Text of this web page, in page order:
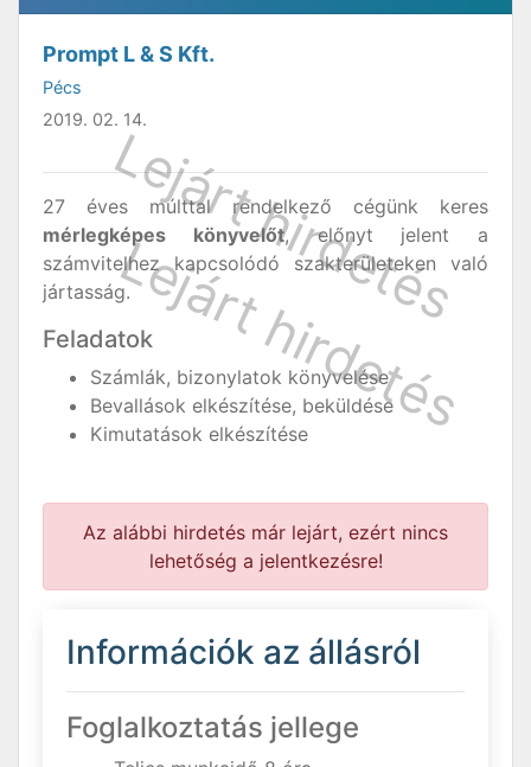
Prompt L & S Kft.
Pécs
2019. 02. 14.
27 éves múlttal rendelkező cégünk keres
mérlegképes könyvelőt, előnyt jelent a
számvitelhez kapcsolódó szakterületeken való
jártasság.
Feladatok
Számlák, bizonylatok könyvelése
Bevallások elkészítése, beküldése
Kimutatások elkészítése
Az alábbi hirdetés már lejárt, ezért nincs
lehetőség a jelentkezésre!
Információk az állásról
Foglalkoztatás jellege